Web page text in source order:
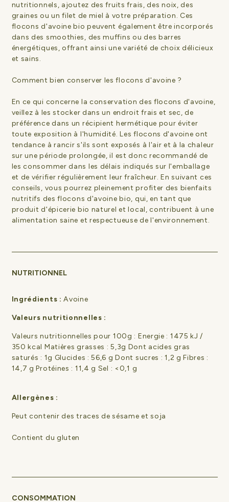
nutritionnels, ajoutez des fruits frais, des noix, des
graines ou un filet de miel à votre préparation. Ces
flocons d'avoine bio peuvent également être incorporés
dans des smoothies, des muffins ou des barres
énergétiques, offrant ainsi une variété de choix délicieux
et sains.
Comment bien conserver les flocons d'avoine ?
En ce qui concerne la conservation des flocons d'avoine,
veillez à les stocker dans un endroit frais et sec, de
préférence dans un récipient hermétique pour éviter
toute exposition à l'humidité. Les flocons d'avoine ont
tendance à rancir s'ils sont exposés à l'air et à la chaleur
sur une période prolongée, il est donc recommandé de
les consommer dans les délais indiqués sur l'emballage
et de vérifier régulièrement leur fraîcheur. En suivant ces
conseils, vous pourrez pleinement profiter des bienfaits
nutritifs des flocons d'avoine bio, qui, en tant que
produit d'épicerie bio naturel et local, contribuent à une
alimentation saine et respectueuse de l'environnement.
NUTRITIONNEL
Ingrédients :Avoine
Valeurs nutritionnelles :
Valeurs nutritionnelles pour 100g : Energie : 1475 kJ /
350 kcal Matières grasses : 5,3g Dont acides gras
saturés : 1g Glucides : 56,6 g Dont sucres : 1,2 g Fibres :
14,7 g Protéines : 11,4 g Sel : <0,1 g
Allergènes :
Peut contenir des traces de sésame et soja
Contient du gluten
CONSOMMATION